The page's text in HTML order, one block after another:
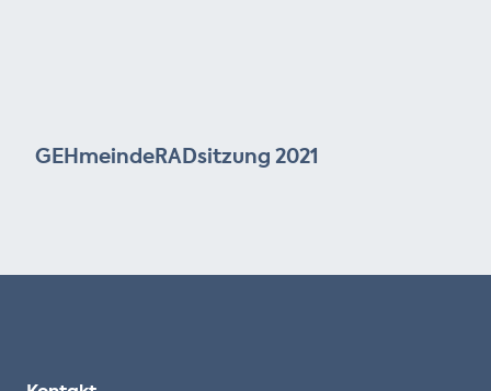
GEHmeindeRADsitzung 2021